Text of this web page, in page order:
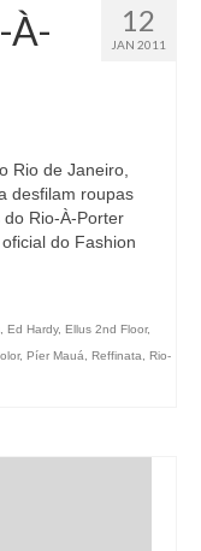
12
JAN 2011
À-
Rio de Janeiro,
desfilam roupas
Rio-À-Porter
do Fashion
Ed Hardy, Ellus 2nd Floor,
, Píer Mauá Reffinata
Rio-